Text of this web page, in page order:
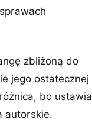
zbliżoną do
jego ostatecznej
bo ustawia
autorskie.